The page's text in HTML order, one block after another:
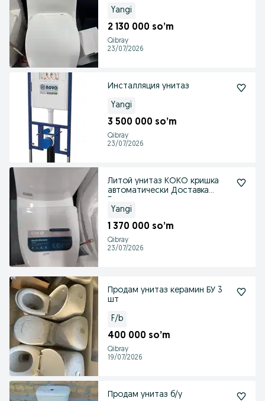
Yangi
2 130 000 so’m
Qibray
23/07/2026
Инсталляция унитаз
Yangi
3 500 000 so’m
Qibray
23/07/2026
Литой унитаз КОКО кришка
автоматически Доставка
Yangi
1 370 000 so’m
Qibray
23/07/2026
Продам унитаз керамин БУ 3
шт
F/b
400 000 so’m
Qibray
19/07/2026
Продам унитаз б/у